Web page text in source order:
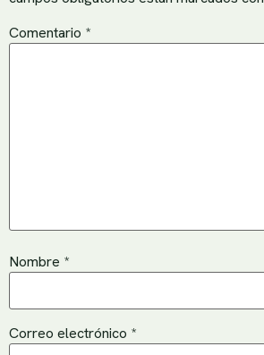
Comentario *
Nombre *
Correo electrónico *